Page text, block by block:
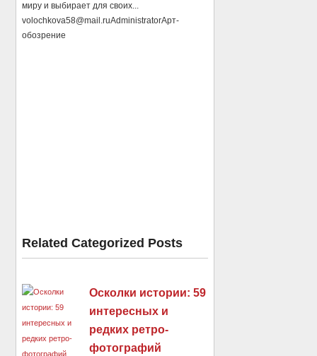
миру и выбирает для своих...
volochkova58@mail.ruAdministratorАрт-
обозрение
Related Categorized Posts
Осколки истории: 59
интересных и
редких ретро-
фотографий